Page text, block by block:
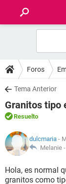
FOROS
SALUD
FAMILIA
NUTRICIÓN
Foros
Tema Anterior
Granitos tipo
Resuelto
dulcmaria -
Melanie -
Hola, es normal
granitos como